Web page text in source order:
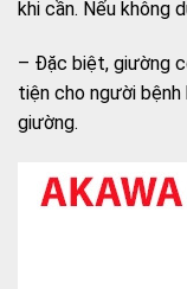
khi cần. Nếu không
– Đặc biệt, giường
tiện cho người
giường.